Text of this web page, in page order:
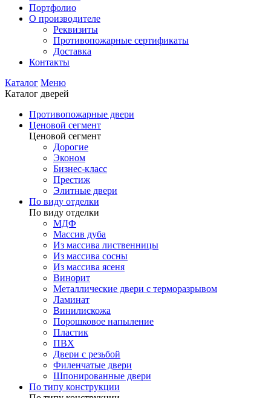
Портфолио
О производителе
Реквизиты
Противопожарные сертификаты
Доставка
Контакты
Каталог Меню
Каталог дверей
Противопожарные двери
Ценовой сегмент
Ценовой сегмент
Дорогие
Эконом
Бизнес-класс
Престиж
Элитные двери
По виду отделки
По виду отделки
МДФ
Массив дуба
Из массива лиственницы
Из массива сосны
Из массива ясеня
Винорит
Металлические двери с терморазрывом
Ламинат
Винилискожа
Порошковое напыление
Пластик
ПВХ
Двери с резьбой
Филенчатые двери
Шпонированные двери
По типу конструкции